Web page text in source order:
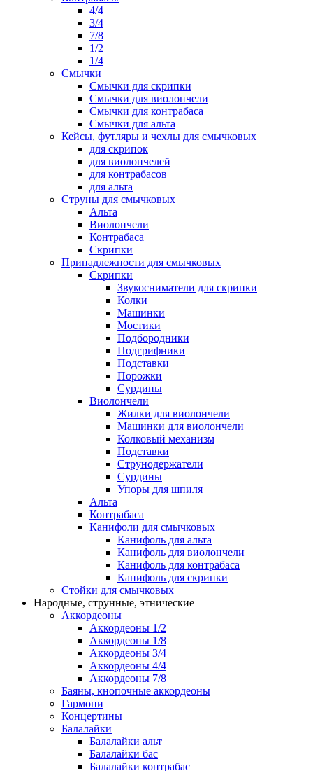
4/4
3/4
7/8
1/2
1/4
Смычки
Смычки для скрипки
Смычки для виолончели
Смычки для контрабаса
Смычки для альта
Кейсы, футляры и чехлы для смычковых
для скрипок
для виолончелей
для контрабасов
для альта
Струны для смычковых
Альта
Виолончели
Контрабаса
Скрипки
Принадлежности для смычковых
Скрипки
Звукосниматели для скрипки
Колки
Машинки
Мостики
Подбородники
Подгрифники
Подставки
Порожки
Сурдины
Виолончели
Жилки для виолончели
Машинки для виолончели
Колковый механизм
Подставки
Струнодержатели
Сурдины
Упоры для шпиля
Альта
Контрабаса
Канифоли для смычковых
Канифоль для альта
Канифоль для виолончели
Канифоль для контрабаса
Канифоль для скрипки
Стойки для смычковых
Народные, струнные, этнические
Аккордеоны
Аккордеоны 1/2
Аккордеоны 1/8
Аккордеоны 3/4
Аккордеоны 4/4
Аккордеоны 7/8
Баяны, кнопочные аккордеоны
Гармони
Концертины
Балалайки
Балалайки альт
Балалайки бас
Балалайки контрабас